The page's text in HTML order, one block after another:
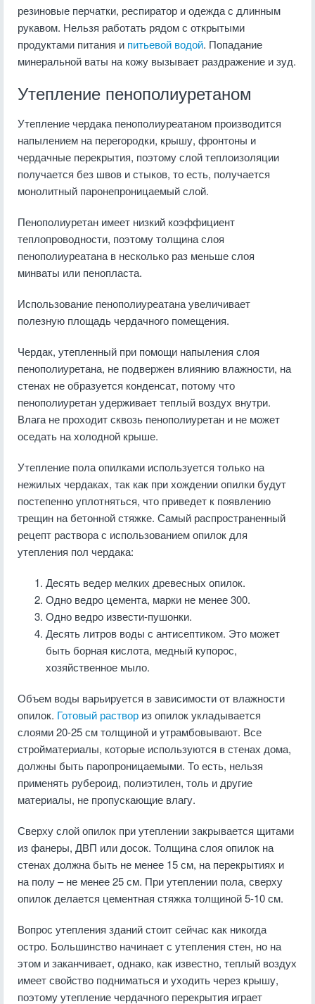
резиновые перчатки, респиратор и одежда с длинным
рукавом. Нельзя работать рядом с открытыми
продуктами питания и питьевой водой. Попадание
минеральной ваты на кожу вызывает раздражение и зуд.
Утепление пенополиуретаном
Утепление чердака пенополиуреатаном производится
напылением на перегородки, крышу, фронтоны и
чердачные перекрытия, поэтому слой теплоизоляции
получается без швов и стыков, то есть, получается
монолитный паронепроницаемый слой.
Пенополиуретан имеет низкий коэффициент
теплопроводности, поэтому толщина слоя
пенополиуреатана в несколько раз меньше слоя
минваты или пенопласта.
Использование пенополиуреатана увеличивает
полезную площадь чердачного помещения.
Чердак, утепленный при помощи напыления слоя
пенополиуретана, не подвержен влиянию влажности, на
стенах не образуется конденсат, потому что
пенополиуретан удерживает теплый воздух внутри.
Влага не проходит сквозь пенополиуретан и не может
оседать на холодной крыше.
Утепление пола опилками используется только на
нежилых чердаках, так как при хождении опилки будут
постепенно уплотняться, что приведет к появлению
трещин на бетонной стяжке. Самый распространенный
рецепт раствора с использованием опилок для
утепления пол чердака:
Десять ведер мелких древесных опилок.
Одно ведро цемента, марки не менее 300.
Одно ведро извести-пушонки.
Десять литров воды с антисептиком. Это может
быть борная кислота, медный купорос,
хозяйственное мыло.
Объем воды варьируется в зависимости от влажности
опилок. Готовый раствор из опилок укладывается
слоями 20-25 см толщиной и утрамбовывают. Все
стройматериалы, которые используются в стенах дома,
должны быть паропроницаемыми. То есть, нельзя
применять рубероид, полиэтилен, толь и другие
материалы, не пропускающие влагу.
Сверху слой опилок при утеплении закрывается щитами
из фанеры, ДВП или досок. Толщина слоя опилок на
стенах должна быть не менее 15 см, на перекрытиях и
на полу – не менее 25 см. При утеплении пола, сверху
опилок делается цементная стяжка толщиной 5-10 см.
Вопрос утепления зданий стоит сейчас как никогда
остро. Большинство начинает с утепления стен, но на
этом и заканчивает, однако, как известно, теплый воздух
имеет свойство подниматься и уходить через крышу,
поэтому утепление чердачного перекрытия играет